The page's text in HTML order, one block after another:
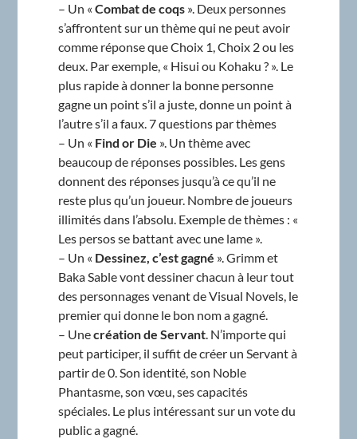
– Un « Combat de coqs». Deux personnes
s’affrontent sur un thème qui ne peut avoir
comme réponse que Choix 1, Choix 2 ou les
deux. Par exemple, « Hisui ou Kohaku ? ». Le
plus rapide à donner la bonne personne
gagne un point s’il a juste, donne un point à
l’autre s’il a faux. 7 questions par thèmes
– Un « Find or Die ». Un thème avec
beaucoup de réponses possibles. Les gens
donnent des réponses jusqu’à ce qu’il ne
reste plus qu’un joueur. Nombre de joueurs
illimités dans l’absolu. Exemple de thèmes : «
Les persos se battant avec une lame ».
– Un « Dessinez, c’est gagné ». Grimm et
Baka Sable vont dessiner chacun à leur tout
des personnages venant de Visual Novels, le
premier qui donne le bon nom a gagné.
– Unecréation de Servant. N’importe qui
peut participer, il suffit de créer un Servant à
partir de 0. Son identité, son Noble
Phantasme, son vœu, ses capacités
spéciales. Le plus intéressant sur un vote du
public a gagné.